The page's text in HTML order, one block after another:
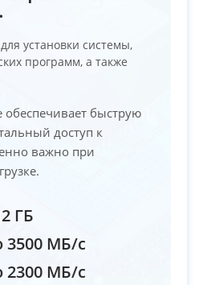
установки системы,
программ, а также
быструю
доступ к
важно при
ГБ
3500 МБ/с
2300 МБ/с